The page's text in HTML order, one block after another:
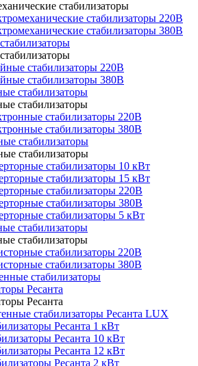
стабилизаторы
стабилизаторы 220В
стабилизаторы 380В
стабилизаторы 220В
стабилизаторы 380В
стабилизаторы
стабилизаторы
стабилизаторы 220В
стабилизаторы 380В
стабилизаторы
стабилизаторы
стабилизаторы 10 кВт
стабилизаторы 15 кВт
стабилизаторы 220В
стабилизаторы 380В
стабилизаторы 5 кВт
стабилизаторы
стабилизаторы
стабилизаторы 220В
стабилизаторы 380В
стабилизаторы
Ресанта
Ресанта
стабилизаторы Ресанта LUX
Ресанта 1 кВт
Ресанта 10 кВт
Ресанта 12 кВт
Ресанта 2 кВт